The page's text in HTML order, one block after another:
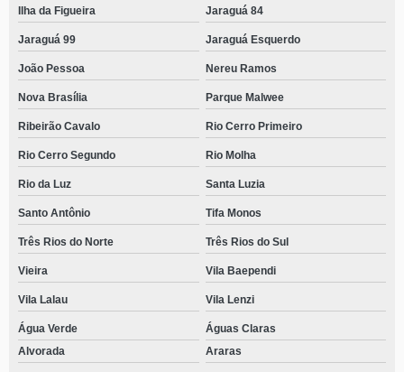
Ilha da Figueira Jaraguá 84
Jaraguá 99 Jaraguá Esquerdo
João Pessoa Nereu Ramos
Nova Brasília Parque Malwee
Ribeirão Cavalo Rio Cerro Primeiro
Rio Cerro Segundo Rio Molha
Rio da Luz Santa Luzia
Santo Antônio Tifa Monos
Três Rios do Norte Três Rios do Sul
Vieira Vila Baependi
Vila Lalau Vila Lenzi
Água Verde
Águas Claras
Alvorada
Araras